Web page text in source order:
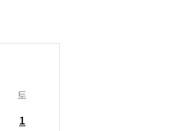
토
1